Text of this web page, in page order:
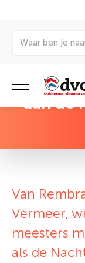
Trend
aan de
Van
Vermeer,
meesters
als de